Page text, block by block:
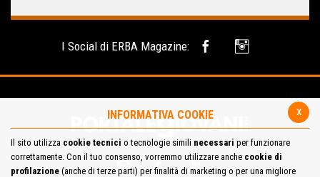
I Social di ERBA Magazine:
x
INFORMATIVA COOKIE
Il sito utilizza cookie tecnici o tecnologie simili necessari per funzionare
correttamente. Con il tuo consenso, vorremmo utilizzare anche cookie di
profilazione (anche di terze parti) per finalità di marketing o per una migliore